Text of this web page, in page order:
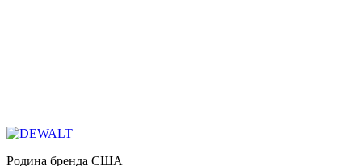
Родина бренда США